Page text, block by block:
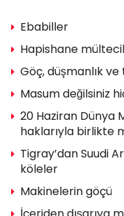
Ebabiller
Hapishane
Göç, düşmanlık
Masum değilsiniz
20 Haziran Dünya
haklarıyla birlikte
Tigray’dan Suudi
köleler
Makinelerin göçü